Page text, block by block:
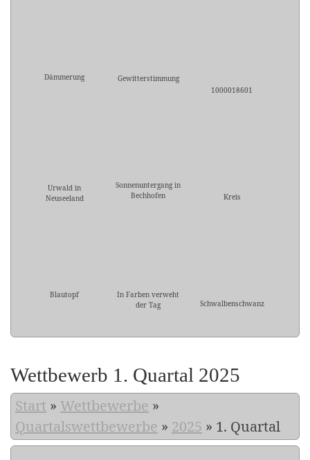
Dämmerung
Gewitterstimmung
1000018601
Urwald in
Neuseeland
Sonnenuntergang in
Bechhofen
Kreis
Blautopf
In Farben verweht
der Tag
Schwalbenschwanz
Wettbewerb 1. Quartal 2025
Start » Wettbewerbe »
Quartalswettbewerbe » 2025 » 1. Quartal